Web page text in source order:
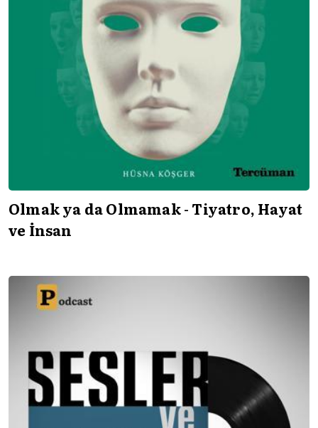
Olmak ya da Olmamak - Tiyatro, Hayat
ve İnsan